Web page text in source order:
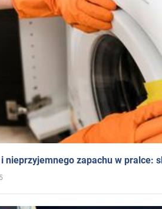
nieprzyjemnego zapachu w pralce: